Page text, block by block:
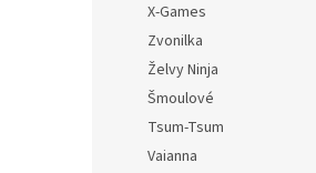
X-Games
Zvonilka
Želvy Ninja
Šmoulové
Tsum-Tsum
Vaianna